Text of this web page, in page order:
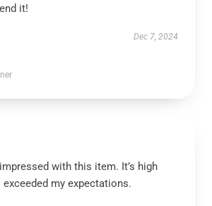
it!
Dec 7, 2024
with this item. It’s high
my expectations.